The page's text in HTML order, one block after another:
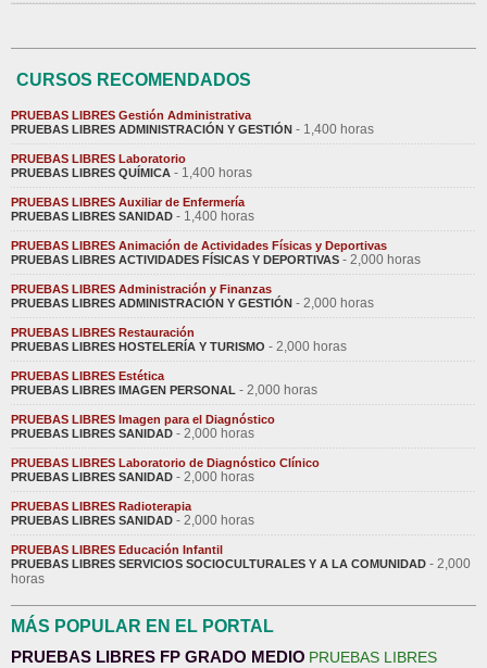
CURSOS RECOMENDADOS
PRUEBAS LIBRES Gestión Administrativa
PRUEBAS LIBRES ADMINISTRACIÓN Y GESTIÓN - 1,400 horas
PRUEBAS LIBRES Laboratorio
PRUEBAS LIBRES QUÍMICA - 1,400 horas
PRUEBAS LIBRES Auxiliar de Enfermería
PRUEBAS LIBRES SANIDAD - 1,400 horas
PRUEBAS LIBRES Animación de Actividades Físicas y Deportivas
PRUEBAS LIBRES ACTIVIDADES FÍSICAS Y DEPORTIVAS - 2,000 horas
PRUEBAS LIBRES Administración y Finanzas
PRUEBAS LIBRES ADMINISTRACIÓN Y GESTIÓN - 2,000 horas
PRUEBAS LIBRES Restauración
PRUEBAS LIBRES HOSTELERÍA Y TURISMO - 2,000 horas
PRUEBAS LIBRES Estética
PRUEBAS LIBRES IMAGEN PERSONAL - 2,000 horas
PRUEBAS LIBRES Imagen para el Diagnóstico
PRUEBAS LIBRES SANIDAD - 2,000 horas
PRUEBAS LIBRES Laboratorio de Diagnóstico Clínico
PRUEBAS LIBRES SANIDAD - 2,000 horas
PRUEBAS LIBRES Radioterapia
PRUEBAS LIBRES SANIDAD - 2,000 horas
PRUEBAS LIBRES Educación Infantil
PRUEBAS LIBRES SERVICIOS SOCIOCULTURALES Y A LA COMUNIDAD - 2,000
horas
MÁS POPULAR EN EL PORTAL
PRUEBAS LIBRES FP GRADO MEDIO PRUEBAS LIBRES